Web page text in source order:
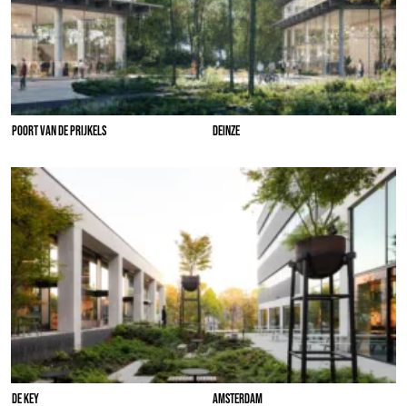
POORT VAN DE PRIJKELS DEINZE
DE KEY AMSTERDAM